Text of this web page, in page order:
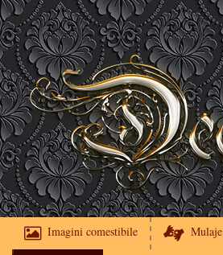
Imagini comestibile Mulaje